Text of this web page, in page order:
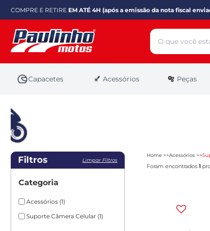
COMPRE E RETIRE EM ATÉ 4H (após a emissão da nota fiscal
Capacetes Acessórios Peças
Filtros Limpar Filtros
Categoria
Acessórios (1)
Suporte Câmera Celular (1)
Home Acessórios
Foram encontrados 1